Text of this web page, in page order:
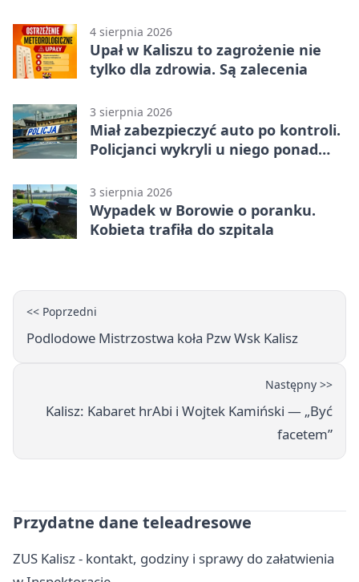
4 sierpnia 2026
Upał w Kaliszu to zagrożenie nie
tylko dla zdrowia. Są zalecenia
3 sierpnia 2026
Miał zabezpieczyć auto po kontroli.
Policjanci wykryli u niego ponad
3 sierpnia 2026
Wypadek w Borowie o poranku.
Kobieta trafiła do szpitala
<< Poprzedni
Podlodowe Mistrzostwa koła Pzw Wsk Kalisz
Następny >>
Kalisz: Kabaret hrAbi i Wojtek Kamiński — „Być
facetem”
Przydatne dane teleadresowe
ZUS Kalisz - kontakt, godziny i sprawy do załatwienia